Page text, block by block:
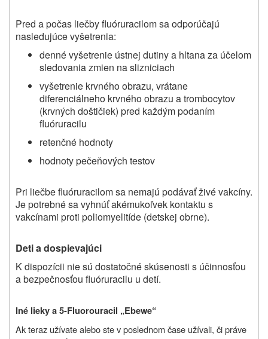
Pred a počas liečby fluóruracilom sa odporúčajú
nasledujúce vyšetrenia:
denné vyšetrenie ústnej dutiny a hltana za účelom
sledovania zmien na slizniciach
vyšetrenie krvného obrazu, vrátane
diferenciálneho krvného obrazu a trombocytov
(krvných doštičiek) pred každým podaním
fluóruracilu
retenčné hodnoty
hodnoty pečeňových testov
Pri liečbe fluóruracilom sa nemajú podávať živé vakcíny.
Je potrebné sa vyhnúť akémukoľvek kontaktu s
vakcínami proti poliomyelitíde (detskej obrne).
Deti a dospievajúci
K dispozícii nie sú dostatočné skúsenosti s účinnosťou
a bezpečnosťou fluóruracilu u detí.
Iné lieky a5-Fluorouracil „Ebewe“
Ak teraz užívate alebo ste v poslednom čase užívali, či práve